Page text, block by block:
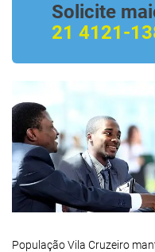
Solicite
21 4121-
População Vila Cruzeiro